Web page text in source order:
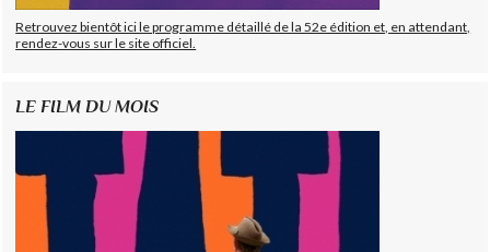
Retrouvez bientôt ici le programme détaillé de la 52e édition et, en attendant,
rendez-vous sur le site officiel.
LE FILM DU MOIS